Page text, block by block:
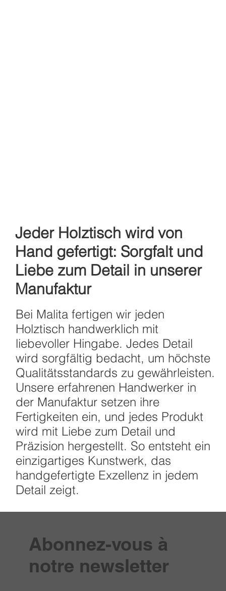
Jeder Holztisch wird von
Hand gefertigt: Sorgfalt und
Liebe zum Detail in unserer
Manufaktur
Bei Malita fertigen wir jeden
Holztisch handwerklich mit
liebevoller Hingabe. Jedes Detail
wird sorgfältig bedacht, um höchste
Qualitätsstandards zu gewährleisten.
Unsere erfahrenen Handwerker in
der Manufaktur setzen ihre
Fertigkeiten ein, und jedes Produkt
wird mit Liebe zum Detail und
Präzision hergestellt. So entsteht ein
einzigartiges Kunstwerk, das
handgefertigte Exzellenz in jedem
Detail zeigt.
Abonnez-vous à
notre newsletter